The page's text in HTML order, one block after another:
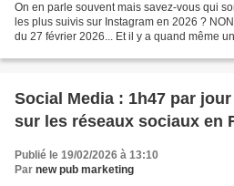
On en parle souvent mais savez-vous qui
les plus suivis sur Instagram en 2026 ?
du 27 février 2026... Et il y a quand même
Social Media : 1h47 par
sur les réseaux sociaux en
Publié le 19/02/2026 à 13:10
Par new pub marketing